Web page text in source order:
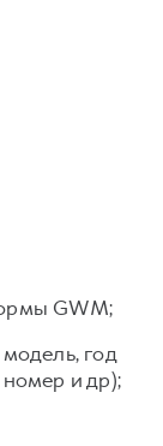
GWM;
год
и др);